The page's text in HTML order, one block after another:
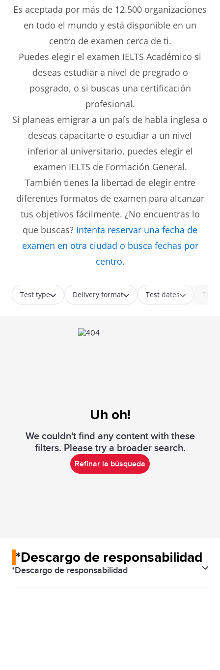
Es aceptada por más de 12.500 organizaciones
en todo el mundo y está disponible en un
centro de examen cerca de ti.
Puedes elegir el examen IELTS Académico si
deseas estudiar a nivel de pregrado o
posgrado, o si buscas una certificación
profesional.
Si planeas emigrar a un país de habla inglesa o
deseas capacitarte o estudiar a un nivel
inferior al universitario, puedes elegir el
examen IELTS de Formación General.
También tienes la libertad de elegir entre
diferentes formatos de examen para alcanzar
tus objetivos fácilmente. ¿No encuentras lo
que buscas? Intenta reservar una fecha de
examen en otra ciudad o busca fechas por
centro.
Test type Delivery format Test dates
Uh oh!
We couldn't find any content with these
filters. Please try a broader search.
Refinar la búsqueda
*Descargo de responsabilidad
*Descargo de responsabilidad